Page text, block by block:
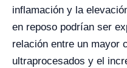
inflamación y la
en reposo podrían ser
relación entre un mayor
ultraprocesados y el